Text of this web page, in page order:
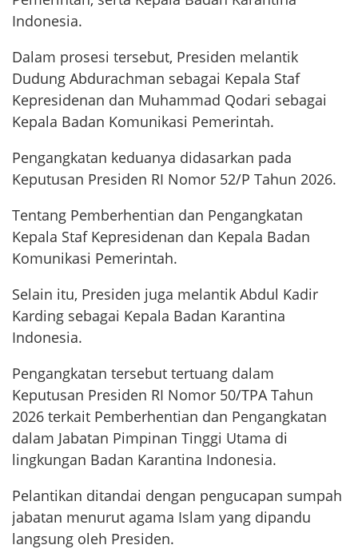
Indonesia.
Dalam prosesi tersebut, Presiden melantik
Dudung Abdurachman sebagai Kepala Staf
Kepresidenan dan Muhammad Qodari sebagai
Kepala Badan Komunikasi Pemerintah.
Pengangkatan keduanya didasarkan pada
Keputusan Presiden RI Nomor 52/P Tahun 2026.
Tentang Pemberhentian dan Pengangkatan
Kepala Staf Kepresidenan dan Kepala Badan
Komunikasi Pemerintah.
Selain itu, Presiden juga melantik Abdul Kadir
Karding sebagai Kepala Badan Karantina
Indonesia.
Pengangkatan tersebut tertuang dalam
Keputusan Presiden RI Nomor 50/TPA Tahun
2026 terkait Pemberhentian dan Pengangkatan
dalam Jabatan Pimpinan Tinggi Utama di
lingkungan Badan Karantina Indonesia.
Pelantikan ditandai dengan pengucapan sumpah
jabatan menurut agama Islam yang dipandu
langsung oleh Presiden.